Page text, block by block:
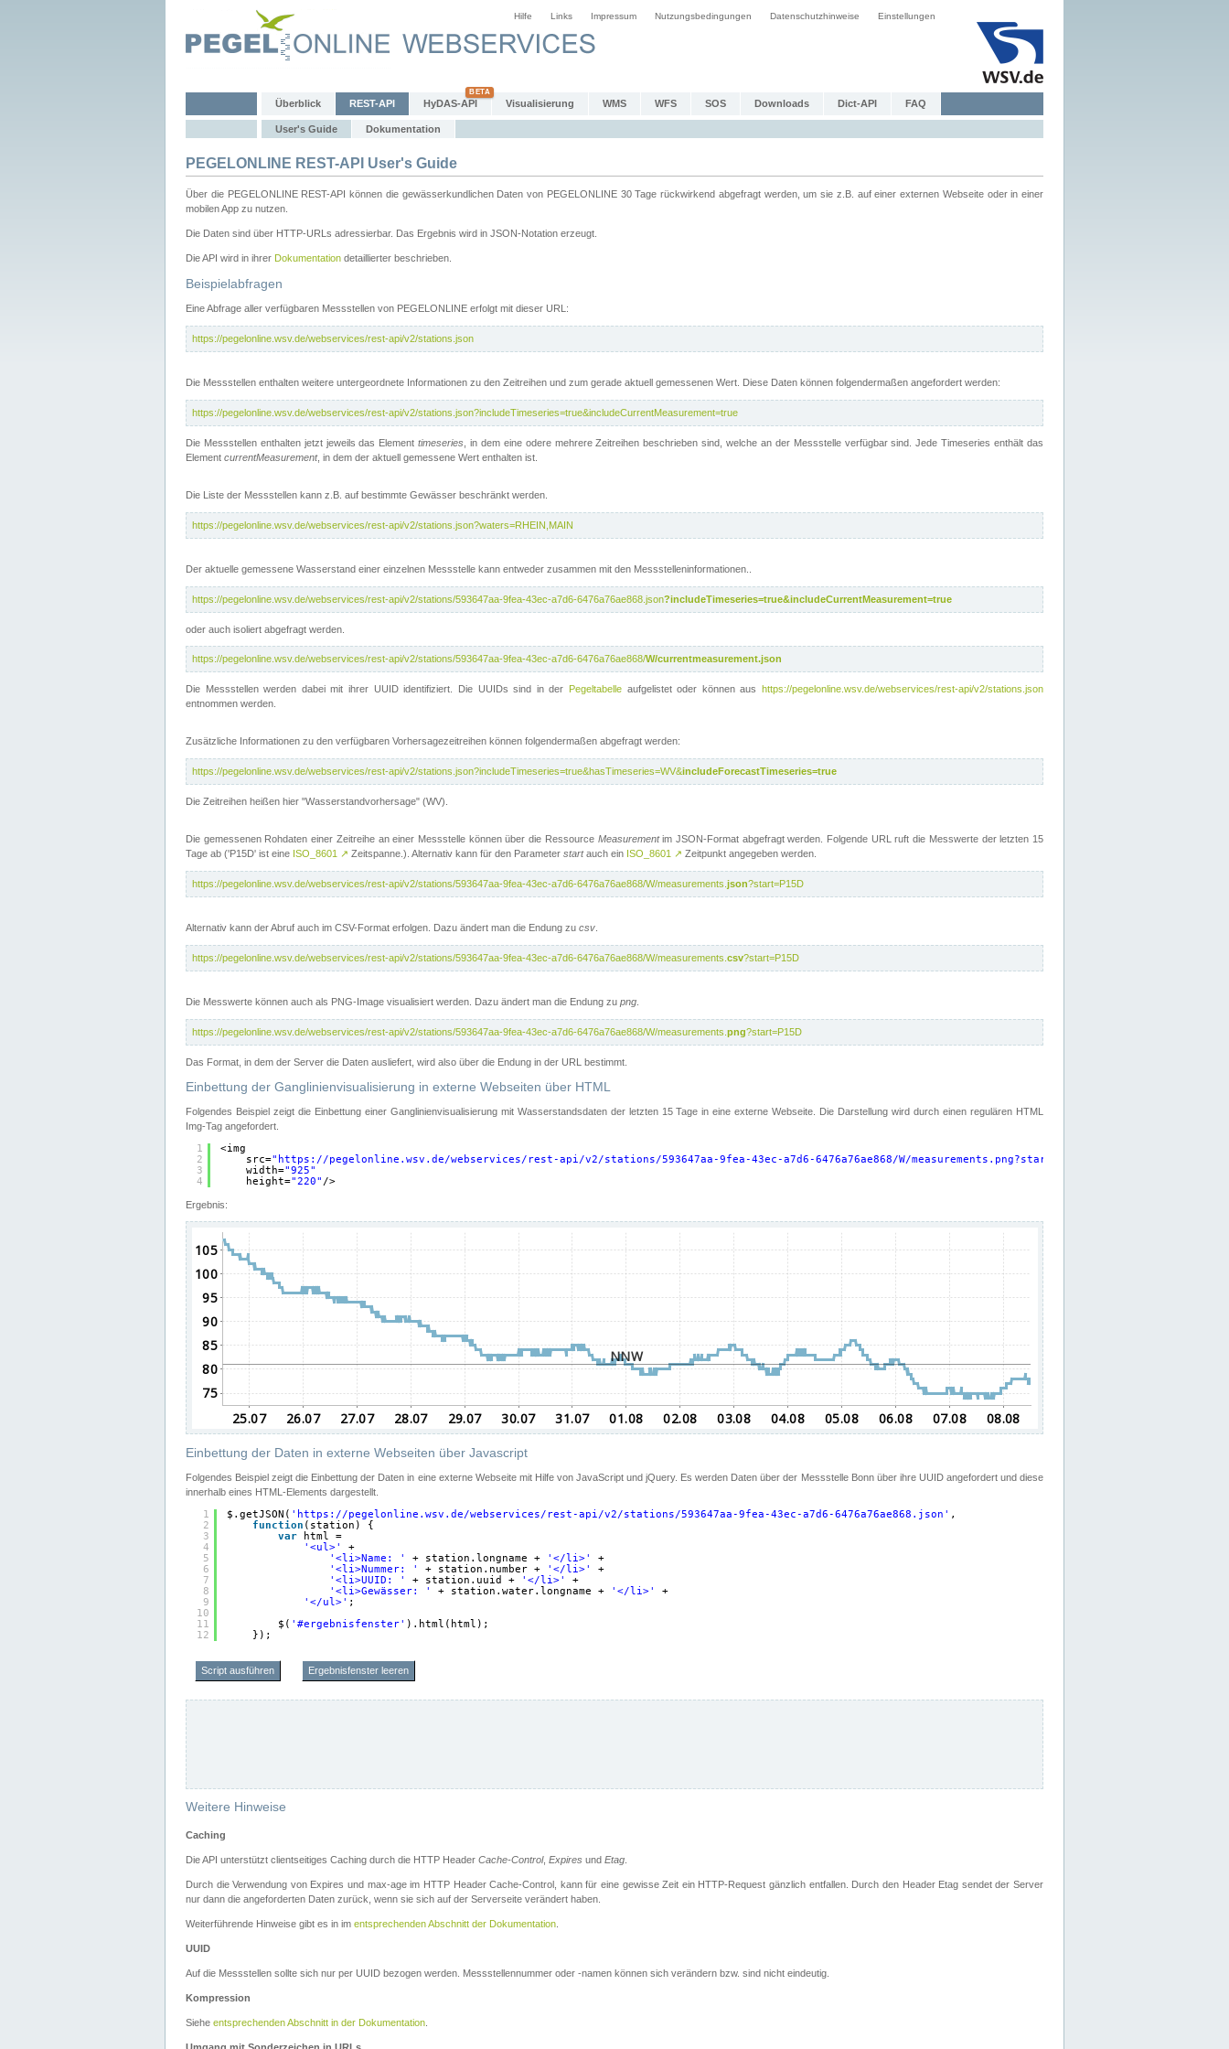
Hilfe Links Impressum Nutzungsbedingungen Datenschutzhinweise Einstellungen
Überblick REST-API HyDAS-API Visualisierung WMS WFS SOS Downloads Dict-API FAQ
User's Guide Dokumentation
PEGELONLINE REST-API User's Guide
Über die PEGELONLINE REST-API können die gewässerkundlichen Daten von PEGELONLINE 30 Tage rückwirkend abgefragt werden, um sie z.B. auf einer externen Webseite oder in einer
mobilen App zu nutzen.
Die Daten sind über HTTP-URLs adressierbar. Das Ergebnis wird in JSON-Notation erzeugt.
Die API wird in ihrer Dokumentation detaillierter beschrieben.
Beispielabfragen
Eine Abfrage aller verfügbaren Messstellen von PEGELONLINE erfolgt mit dieser URL:
https://pegelonline.wsv.de/webservices/rest-api/v2/stations.json
Die Messstellen enthalten weitere untergeordnete Informationen zu den Zeitreihen und zum gerade aktuell gemessenen Wert. Diese Daten können folgendermaßen angefordert werden:
https://pegelonline.wsv.de/webservices/rest-api/v2/stations.json?includeTimeseries=true&includeCurrentMeasurement=true
Die Messstellen enthalten jetzt jeweils das Elementtimeseries , in dem eine odere mehrere Zeitreihen beschrieben sind, welche an der Messstelle verfügbar sind. Jede Timeseries enthält das
Element currentMeasurement, in dem der aktuell gemessene Wert enthalten ist.
Die Liste der Messstellen kann z.B. auf bestimmte Gewässer beschränkt werden.
https://pegelonline.wsv.de/webservices/rest-api/v2/stations.json?waters=RHEIN,MAIN
Der aktuelle gemessene Wasserstand einer einzelnen Messstelle kann entweder zusammen mit den Messstelleninformationen..
https://pegelonline.wsv.de/webservices/rest-api/v2/stations/593647aa-9fea-43ec-a7d6-6476a76ae868.json?includeTimeseries=true&includeCurrentMeasurement=true
oder auch isoliert abgefragt werden.
https://pegelonline.wsv.de/webservices/rest-api/v2/stations/593647aa-9fea-43ec-a7d6-6476a76ae868/W/currentmeasurement.json
Die Messstellen werden dabei mit ihrer UUID identifiziert. Die UUIDs sind in der Pegeltabelleaufgelistet oder können aushttps://pegelonline.wsv.de/webservices/rest-api/v2/stations.json
entnommen werden.
Zusätzliche Informationen zu den verfügbaren Vorhersagezeitreihen können folgendermaßen abgefragt werden:
https://pegelonline.wsv.de/webservices/rest-api/v2/stations.json?includeTimeseries=true&hasTimeseries=WV&includeForecastTimeseries=true
Die Zeitreihen heißen hier "Wasserstandvorhersage" (WV).
Die gemessenen Rohdaten einer Zeitreihe an einer Messstelle können über die Ressource Measurementim JSON-Format abgefragt werden. Folgende URL ruft die Messwerte der letzten 15
Tage ab ('P15D' ist eine ISO_8601 ↗ Zeitspanne.). Alternativ kann für den Parameter startauch ein ISO_8601 ↗ Zeitpunkt angegeben werden.
https://pegelonline.wsv.de/webservices/rest-api/v2/stations/593647aa-9fea-43ec-a7d6-6476a76ae868/W/measurements. json?start=P15D
Alternativ kann der Abruf auch im CSV-Format erfolgen. Dazu ändert man die Endung zu csv
https://pegelonline.wsv.de/webservices/rest-api/v2/stations/593647aa-9fea-43ec-a7d6-6476a76ae868/W/measurements. csv?start=P15D
Die Messwerte können auch als PNG-Image visualisiert werden. Dazu ändert man die Endung zu png
https://pegelonline.wsv.de/webservices/rest-api/v2/stations/593647aa-9fea-43ec-a7d6-6476a76ae868/W/measurements. png?start=P15D
Das Format, in dem der Server die Daten ausliefert, wird also über die Endung in der URL bestimmt.
Einbettung der Ganglinienvisualisierung in externe Webseiten über HTML
Folgendes Beispiel zeigt die Einbettung einer Ganglinienvisualisierung mit Wasserstandsdaten der letzten 15 Tage in eine externe Webseite. Die Darstellung wird durch einen regulären HTML
Img-Tag angefordert.
1
2
3
4
<img
src=" https://pegelonline.wsv.de/webservices/rest-api/v2/stations/593647aa-9fea-43ec-a7d6-6476a76ae868/W/measurements.png?start=P15D&width=925&height=220
width="925"
height="220" />
Ergebnis:
Einbettung der Daten in externe Webseiten über Javascript
Folgendes Beispiel zeigt die Einbettung der Daten in eine externe Webseite mit Hilfe von JavaScript und jQuery. Es werden Daten über der Messstelle Bonn über ihre UUID angefordert und diese
innerhalb eines HTML-Elements dargestellt.
1
2
3
4
5
6
7
8
9
10
11
12
$.getJSON( ' https://pegelonline.wsv.de/webservices/rest-api/v2/stations/593647aa-9fea-43ec-a7d6-6476a76ae868.json ' ,
function (station) {
var
html =
'<ul>'
+
'<li>Name: '
+ station.longname + '</li>'
+
'<li>Nummer: '
+ station.number + '</li>'
+
'<li>UUID: '
+ station.uuid + '</li>'
+
'<li>Gewässer: '
+ station.water.longname + '</li>'
+
'</ul>' ;
$( '#ergebnisfenster' ).html(html);
});
Script ausführen Ergebnisfenster leeren
Weitere Hinweise
Caching
Die API unterstützt clientseitiges Caching durch die HTTP Header Cache-Control, Expires und Etag.
Durch die Verwendung von Expires und max-age im HTTP Header Cache-Control, kann für eine gewisse Zeit ein HTTP-Request gänzlich entfallen. Durch den Header Etag sendet der Server
nur dann die angeforderten Daten zurück, wenn sie sich auf der Serverseite verändert haben.
Weiterführende Hinweise gibt es in im entsprechenden Abschnitt der Dokumentation.
UUID
Auf die Messstellen sollte sich nur per UUID bezogen werden. Messstellennummer oder -namen können sich verändern bzw. sind nicht eindeutig.
Kompression
Siehe entsprechenden Abschnitt in der Dokumentation.